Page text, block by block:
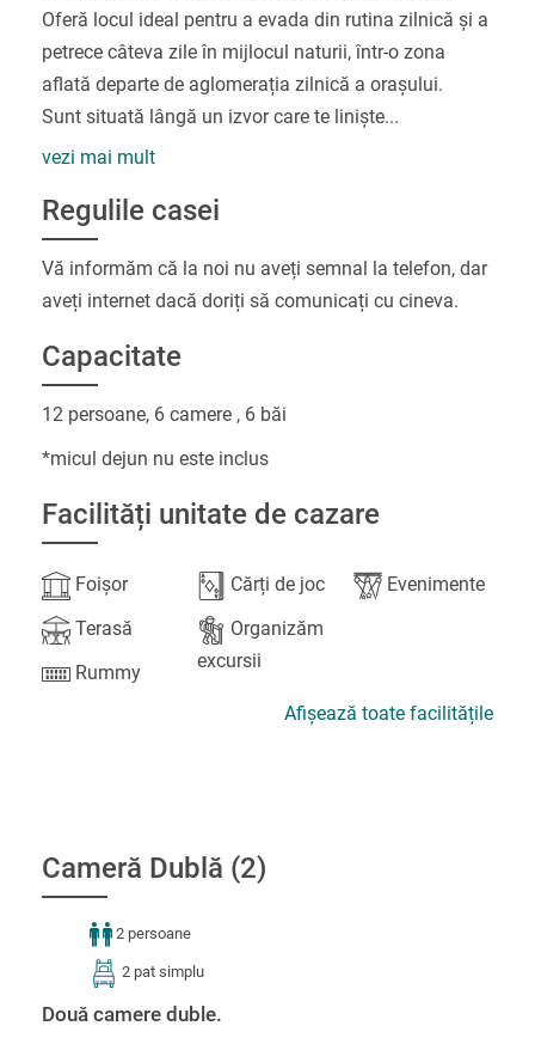
Oferă locul ideal pentru a evada din rutina zilnică și a
petrece câteva zile în mijlocul naturii, într-o zona
aflată departe de aglomerația zilnică a orașului.
Sunt situată lângă un izvor care te liniște...
vezi mai mult
Regulile casei
Vă informăm că la noi nu aveți semnal la telefon, dar
aveți internet dacă doriți să comunicați cu cineva.
Capacitate
12 persoane, 6 camere , 6 băi
*micul dejun nu este inclus
Facilități unitate de cazare
Foișor
Terasă
Rummy
Cărți de joc
Organizăm
excursii
Evenimente
Afișează toate facilitățile
Cameră Dublă (2)
2 persoane
2 pat simplu
Două camere duble.